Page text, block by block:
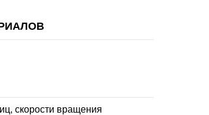
скорости вращения